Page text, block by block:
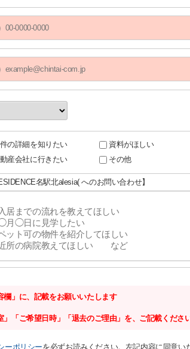
の詳細を知りたい 資料がほしい
産会社に行きたい
その他
名駅北alesia( へのお問い合わせ】
」に、記載をお願いいたします
「ご希望日時」「退去のご理由」を、ご記載くださ
ーポリシーを必ずお読みください。左記内容に同意い